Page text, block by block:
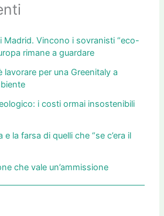
Madrid. Vincono i sovranisti “eco-
rimane a guardare
per una Greenitaly a
i costi ormai insostenibili
la farsa di quelli che “se c’era il
che vale un’ammissione